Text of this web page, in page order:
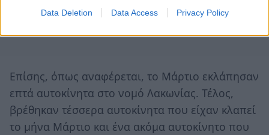
Data Deletion Data Access Privacy Policy
Επίσης, όπως αναφέρεται, το Μάρτιο εκλάπησαν
επτά αυτοκίνητα στο νομό Λακωνίας. Τέλος,
βρέθηκαν τέσσερα αυτοκίνητα που είχαν κλαπεί
το μήνα Μάρτιο και ένα ακόμα αυτοκίνητο που